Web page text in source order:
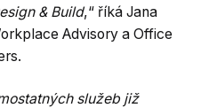
& Build,“ říká Jana
Advisory a Office
služeb již